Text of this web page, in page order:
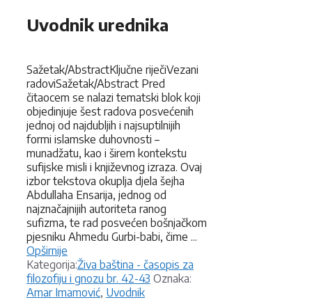
Uvodnik urednika
Sažetak/AbstractKljučne riječiVezani
radoviSažetak/Abstract Pred
čitaocem se nalazi tematski blok koji
objedinjuje šest radova posvećenih
jednoj od najdubljih i najsuptilnijih
formi islamske duhovnosti –
munadžatu, kao i širem kontekstu
sufijske misli i književnog izraza. Ovaj
izbor tekstova okuplja djela šejha
Abdullaha Ensarija, jednog od
najznačajnijih autoriteta ranog
sufizma, te rad posvećen bošnjačkom
pjesniku Ahmedu Gurbi-babi, čime ...
Opširnije
Kategorija:Kategorije
Živa baština - časopis za
filozofiju i gnozu br. 42-43 Oznaka:
Amar Imamović, Uvodnik